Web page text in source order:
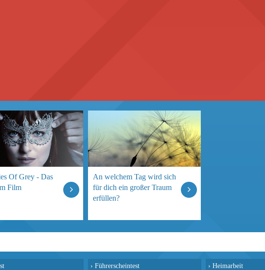
Of Grey - Das
Film
An welchem Tag wird sich
für dich ein großer Traum
erfüllen?
› Führerscheintest › Heimarbeit